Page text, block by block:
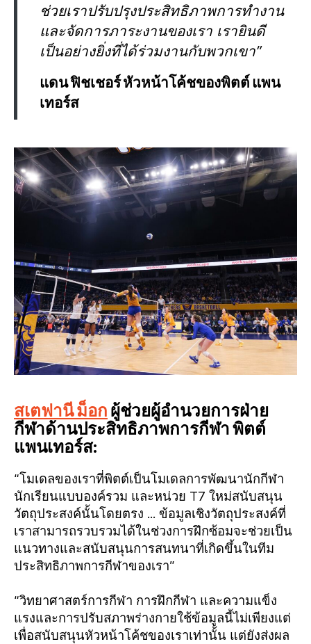
ช่วยเราปรับปรุงประสิทธิภาพการทำงาน
และจัดการภาระงานของเรา เรายินดี
เป็นอย่างยิ่งที่ได้ร่วมงานกับพวกเขา”
แดน ฟิชเชอร์ หัวหน้าโค้ชของพิตต์ แพน
เทอร์ส
สเตฟานี ม็อก ผู้ช่วยผู้อำนวยการฝ่าย
กีฬาด้านประสิทธิภาพการกีฬา พิตต์
แพนเทอร์ส:
“โมเดลของเราที่พิตต์เป็นโมเดลการพัฒนานักกีฬา
นักเรียนแบบองค์รวม และหน่วย T7 ใหม่สนับสนุน
วัตถุประสงค์นั้นโดยตรง ... ข้อมูลเชิงวัตถุประสงค์ที่
เราสามารถรวบรวมได้ในช่วงการฝึกซ้อมจะช่วยเป็น
แนวทางและสนับสนุนการสนทนาที่เกิดขึ้นในทีม
ประสิทธิภาพการกีฬาของเรา”
“วิทยาศาสตร์การกีฬา การฝึกกีฬา และความแข็ง
แรงและการปรับสภาพร่างกายใช้ข้อมูลนี้ไม่เพียงแต่
เพื่อสนับสนุนหัวหน้าโค้ชของเราเท่านั้น แต่ยังส่งผล